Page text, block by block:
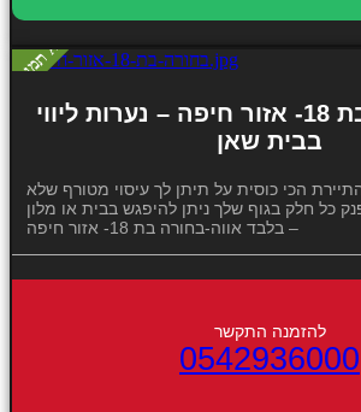
אווה-בחורה בת 18- אזור חיפה – נערות ליווי
בבית שאן
הכי כוסית על תיתן לך עיסוי מטורף שלא
כל חלק בגוף שלך ניתן להיפגש בבית או מלון
בלבד אווה-בחורה בת 18- אזור חיפה –
0542936000